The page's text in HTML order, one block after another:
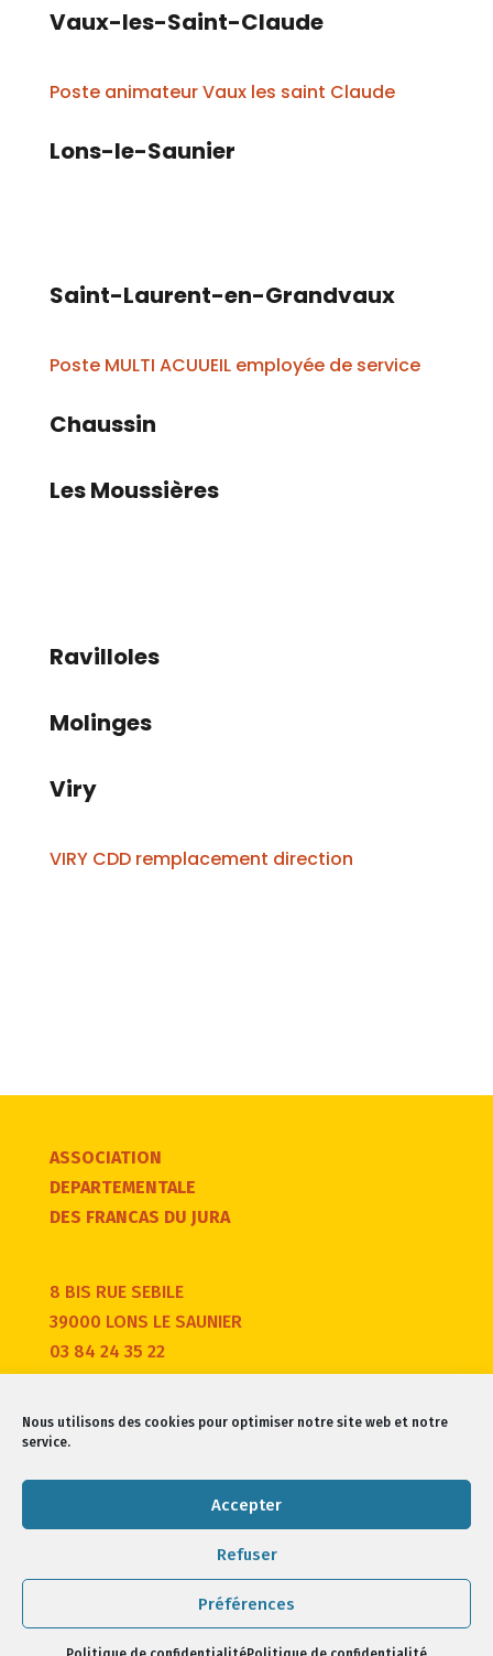
Nous utilisons des cookies pour optimiser notre site web et notre
service.
Accepter
Refuser
Préférences
Vaux-les-Saint-Claude
Poste animateur Vaux les saint Claude
Lons-le-Saunier
Saint-Laurent-en-Grandvaux
Poste MULTI ACUUEIL employée de service
Chaussin
Les Moussières
Ravilloles
Molinges
Viry
VIRY CDD remplacement direction
ASSOCIATION
DEPARTEMENTALE
DES FRANCAS DU JURA
8 BIS RUE SEBILE
39000 LONS LE SAUNIER
03 84 24 35 22